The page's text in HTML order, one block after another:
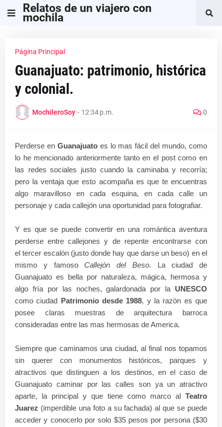
Relatos de un viajero con
mochila
Página Principal
Guanajuato: patrimonio, histórica
y colonial.
MochileroSoy - 12:34 p.m. 0
Perderse en Guanajuatoes lo mas fácil del mundo, como
lo he mencionado anteriormente tanto en el post como en
las redes sociales justo cuando la caminaba y recorría;
pero la ventaja que esto acompaña es que te encuentras
algo maravilloso en cada esquina, en cada calle un
personaje y cada callejón una oportunidad para fotografiar.
Y es que se puede convertir en una romántica aventura
perderse entre callejones y de repente encontrarse con
el tercer escalón (justo donde hay que darse un beso) en el
mismo y famosoCallejón del Beso. La ciudad de
Guanajuato es bella por naturaleza, mágica, hermosa y
algo fría por las noches, galardonada por la UNESCO
como ciudad Patrimonio desde 1988, y la razón es que
posee claras muestras de arquitectura barroca
consideradas entre las mas hermosas de America.
Siempre que caminamos una ciudad, al final nos topamos
sin querer con monumentos históricos, parques y
atractivos que distinguen a los destinos, en el caso de
Guanajuato caminar por las calles son ya un atractivo
aparte, la principal y que tiene como marco al Teatro
Juarez (imperdible una foto a su fachada) al que se puede
acceder y conocerlo por solo $35 pesos por persona ($30